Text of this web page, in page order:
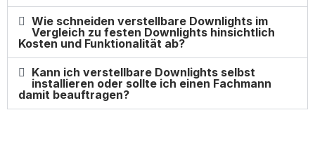
Wie schneiden verstellbare Downlights im
Vergleich zu festen Downlights hinsichtlich
Kosten und Funktionalität ab?
Kann ich verstellbare Downlights selbst
installieren oder sollte ich einen Fachmann
damit beauftragen?